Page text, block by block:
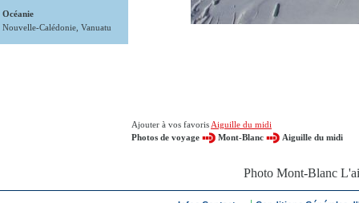
Océanie
Nouvelle-Calédonie Vanuatu
Ajouter à vos favoris Aiguille du midi
Photos de voyage
Mont-Blanc Aiguille du midi
Photo Mont-Blanc